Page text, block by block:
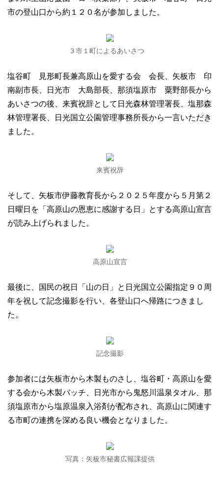
市の登山口から約１２０名が参加しました。
３市１町によるあいさつ
塩谷町 見形町長兼高原山を愛する会 会長、矢板市 印
南副市長、日光市 大島部長、那須塩原市 粟野部長から
あいさつの後、来賓祝辞として日光森林管理署長、塩那森
林管理署長、日光国立公園管理事務所長から一言いただき
ました。
来賓祝辞
そして、矢板市伊藤教育長から２０２５年度から５月第２
日曜日を「高原山の恩恵に感謝する日」とする高原山宣言
が読み上げられました。
高原山宣言
最後に、国民の祝日「山の日」と日光国立公園指定９０周
年を祝して記念撮影を行い、各登山口へ帰路につきまし
た。
記念撮影
参加者には矢板市から木製ものさし、塩谷町・高原山を愛
する会から木製バッチ、日光市から鬼怒川温泉タオル、那
須塩原市から塩原温泉入浴剤が配布され、高原山に関連す
る市町の連携を深める良い機会となりました。
写真：矢板市秘書広報課提供